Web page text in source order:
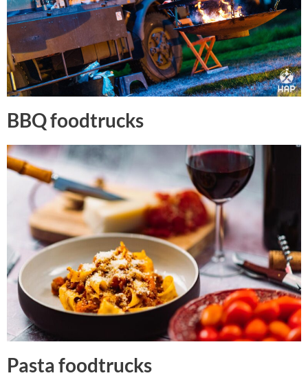
BBQ foodtrucks
Pasta foodtrucks